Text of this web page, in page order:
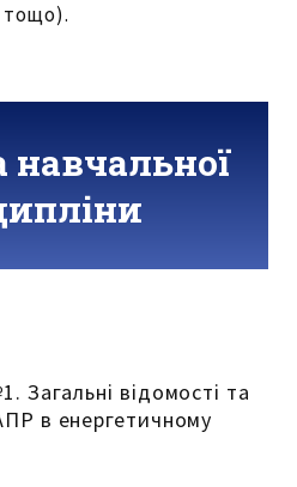
тощо).
навчальної
Загальні відомості та
в енергетичному